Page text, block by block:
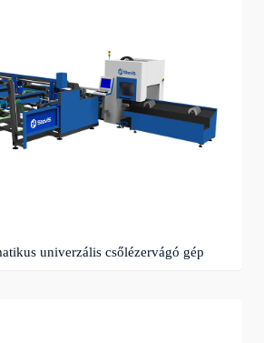
univerzális csőlézervágó gép